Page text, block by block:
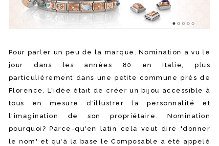
Pour parler un peu de la marque, Nomination a vu le
jour dans les années 80 en Italie, plus
particulièrement dans une petite commune près de
Florence. L'idée était de créer un bijou accessible à
tous en mesure d'illustrer la personnalité et
l'imagination de son propriétaire. Nomination
pourquoi? Parce-qu'en latin cela veut dire "donner
le nom" et qu'à la base le Composable a été appelé